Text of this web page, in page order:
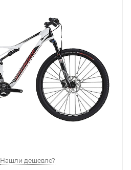
Нашли дешевле?